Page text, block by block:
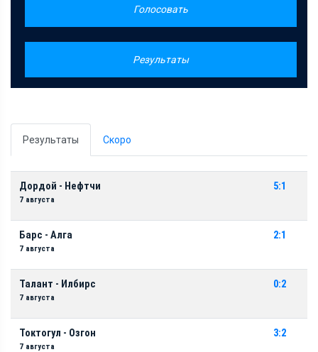
Голосовать
Результаты
Результаты Скоро
Дордой - Нефтчи
7 августа
5:1
Барс - Алга
7 августа
2:1
Талант - Илбирс
7 августа
0:2
Токтогул - Озгон
7 августа
3:2